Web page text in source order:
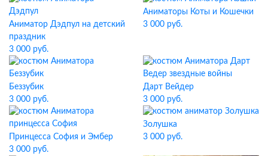
Аниматор Дэдпул на детский
праздник
3 000 руб.
Аниматоры Коты и Кошечки
3 000 руб.
Беззубик
3 000 руб.
Дарт Вейдер
3 000 руб.
Принцесса София и Эмбер
3 000 руб.
Золушка
3 000 руб.